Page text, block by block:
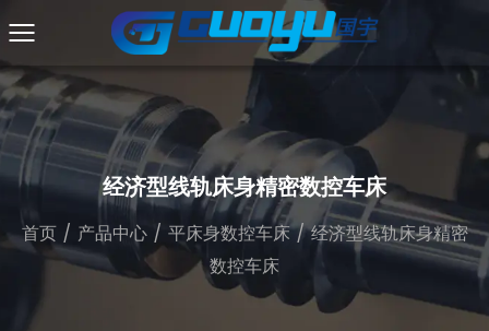
经济型线轨床身精密数控车床
首页/ 产品中心/ 平床身数控车床/经济型线轨床身精密
数控车床